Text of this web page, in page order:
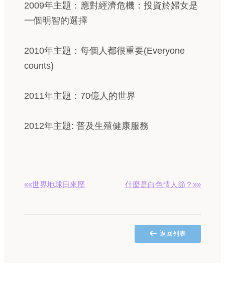
2009年主題：應對經濟危機：投資於婦女是
一個明智的選擇
2010年主題：每個人都很重要(Everyone
counts)
2011年主題：70億人的世界
2012年主題: 普及生殖健康服務
««世界地球日來歷 什麼是白色情人節？»»
返回列表